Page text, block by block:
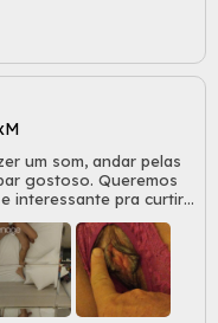
um som, andar pelas
gostoso. Queremos
interessante pra curtir
A depender da
acontece. Buscamos
não percam seu
interesse. Pra gente
que a qualidade.